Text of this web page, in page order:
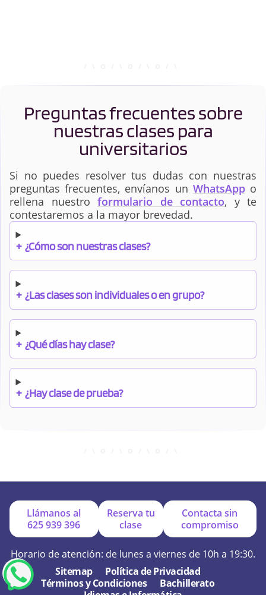
Preguntas frecuentes sobre
nuestras clases para
universitarios
Si no puedes resolver tus dudas con nuestras
preguntas frecuentes, envíanos un WhatsAppo
rellena nuestro formulario de contacto, y te
contestaremos a la mayor brevedad.
+ ¿Cómo son nuestras clases?
+ ¿Las clases son individuales o en grupo?
+ ¿Qué días hay clase?
+ ¿Hay clase de prueba?
+ ¿Por qué online?
+ ¿Se hacen exámenes de prueba?
Llámanos al
625 939 396
Reserva tu
clase
Contacta sin
compromiso
Horario de atención: de lunes a viernes de 10h a 19:30.
Sitemap
Política de Privacidad
Términos y Condiciones
Bachillerato